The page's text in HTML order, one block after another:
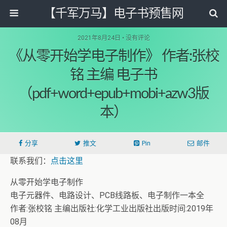
【千军万马】电子书预售网
2021年8月24日 • 没有评论
《从零开始学电子制作》 作者:张校
铭 主编 电子书
（pdf+word+epub+mobi+azw3版
本）
分享 推文 Pin 邮件
联系我们： 点击这里
从零开始学电子制作
电子元器件、电路设计、PCB线路板、电子制作一本全
作者:张校铭 主编出版社:化学工业出版社出版时间:2019年
08月